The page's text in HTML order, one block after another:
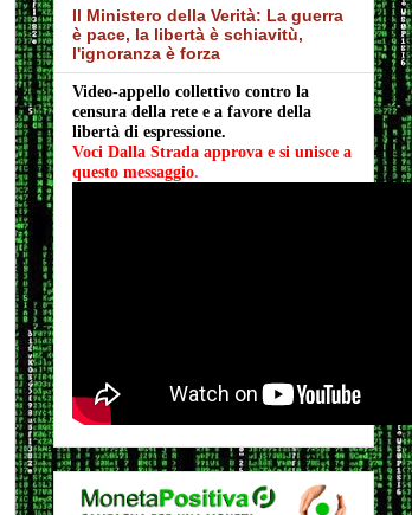
Il Ministero della Verità: La guerra
è pace, la libertà è schiavitù,
l'ignoranza è forza
Video-appello collettivo contro la
censura della rete e a favore della
libertà di espressione.
Voci Dalla Strada approva e si unisce a
questo messaggio.